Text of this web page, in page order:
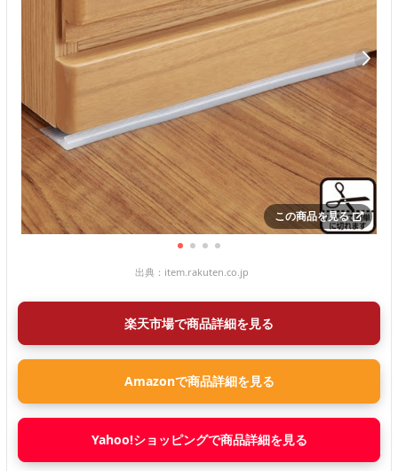
この商品を見る
出典： item.rakuten.co.jp
楽天市場で商品詳細を見る
Amazonで商品詳細を見る
Yahoo!ショッピングで商品詳細を見る